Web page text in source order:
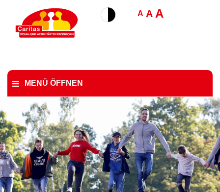
A A A
MENÜ ÖFFNEN